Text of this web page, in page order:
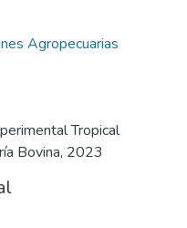
Agropecuarias
Tropical
Bovina, 2023